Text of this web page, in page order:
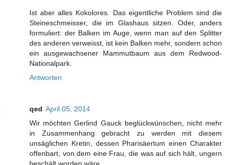
Ist aber alles Kokolores. Das eigentliche Problem sind die
Steineschmeisser, die im Glashaus sitzen. Oder, anders
formuliert: der Balken im Auge, wenn man auf den Splitter
des anderen verweisst, ist kein Balken mehr, sondern schon
ein ausgewachsener Mammutbaum aus dem Redwood-
Nationalpark.
Antworten
qed April 05, 2014
Wir möchten Gerlind Gauck beglückwünschen, nicht mehr
in Zusammenhang gebracht zu werden mit diesem
unsäglichen Kretin, dessen Pharisäertum einen Charakter
offenbart, von dem eine Frau, die was auf sich hält, ungern
beschält worden wäre.